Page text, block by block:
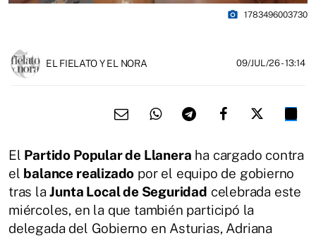
photo_camera 1783496003730
EL FIELATO Y EL NORA 09/JUL/26- 13:14
El Partido Popular de Llanera ha cargado contra
el balance realizado por el equipo de gobierno
tras laJunta Local de Seguridad celebrada este
miércoles, en la que también participó la
delegada del Gobierno en Asturias, Adriana